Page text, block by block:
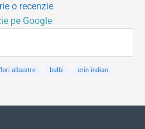
o recenzie
pe Google
albastre bulbi
crin indian